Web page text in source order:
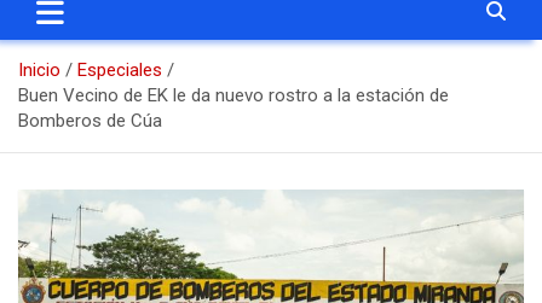
Inicio
Especiales
Buen Vecino de EK le da nuevo rostro a la estación de
Bomberos de Cúa